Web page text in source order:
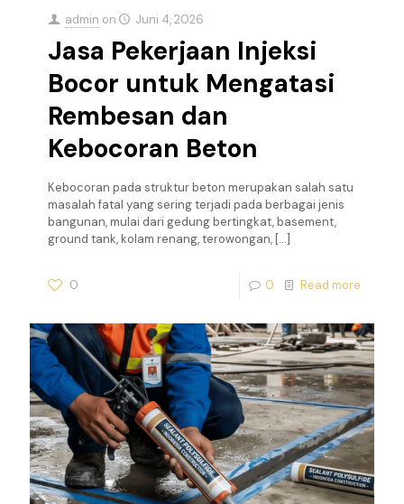
admin on Juni 4, 2026
Jasa Pekerjaan Injeksi
Bocor untuk Mengatasi
Rembesan dan
Kebocoran Beton
Kebocoran pada struktur beton merupakan salah satu
masalah fatal yang sering terjadi pada berbagai jenis
bangunan, mulai dari gedung bertingkat, basement,
ground tank, kolam renang, terowongan, […]
0 0 Read more